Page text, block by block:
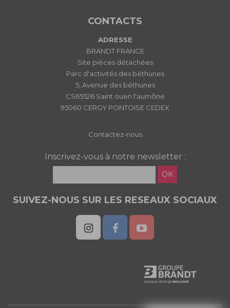
CONTACTS
ADRESSE
BRANDT FRANCE
Site pièces détachées
Parc d'activités des béthunes
5, Avenue des béthunes
CS65526 Saint ouen l'aumône
95060 CERGY PONTOISE CEDEX
Contactez-nous
Inscrivez-vous à notre newsletter :
OK
SUIVEZ-NOUS SUR LES RESEAUX SOCIAUX